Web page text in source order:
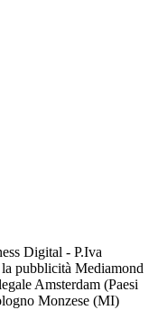
Digital - P.Iva
pubblicità Mediamond
Amsterdam (Paesi
Monzese (MI)